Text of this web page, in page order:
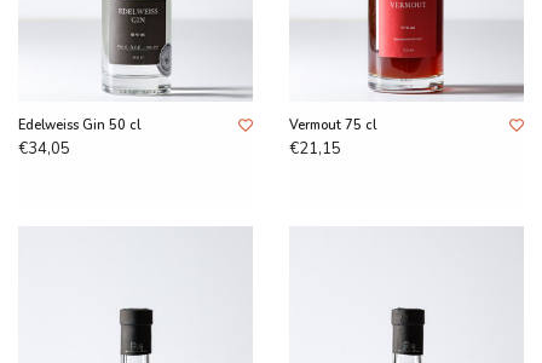
Edelweiss Gin 50 cl
€34,05
Vermout 75 cl
€21,15